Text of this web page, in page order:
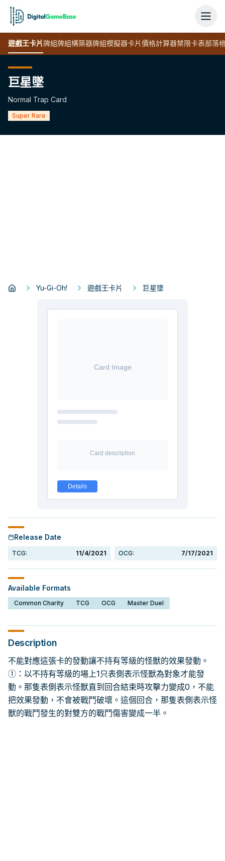
遊戲王卡片牌組牌組構築器牌組模擬器卡片價格計算器禁限卡表部落
巨星墜
Normal Trap Card
Super Rare
Yu-Gi-Oh! 遊戲王卡片 巨星墜
Release Date
TCG: 11/4/2021 OCG: 7/17/2021
Available Formats
Common Charity TCG OCG Master Duel
Description
不能對應這張卡的發動讓不持有等級的怪獸的效果發動。
①：以不持有等級的場上1只表側表示怪獸為對象才能發
動。那隻表側表示怪獸直到回合結束時攻擊力變成0，不能
把效果發動，不會被戰鬥破壞。這個回合，那隻表側表示怪
獸的戰鬥發生的對雙方的戰鬥傷害變成一半。